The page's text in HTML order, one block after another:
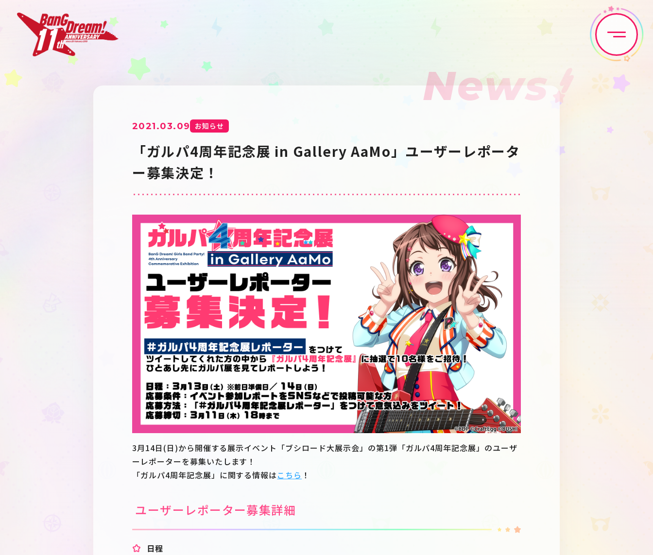
Home News
Artist Anime
Schedule
Goods
News
2021.03.09 お知らせ
「ガルパ4周年記念展 in Gallery AaMo」ユーザーレポータ
ー募集決定！
3月14日(日)から開催する展示イベント「ブシロード大展示会」の第1弾「ガルパ4周年記念展」のユーザ
ーレポーターを募集いたします！
「ガルパ4周年記念展」に関する情報はこちら ！
ユーザーレポーター募集詳細
日程